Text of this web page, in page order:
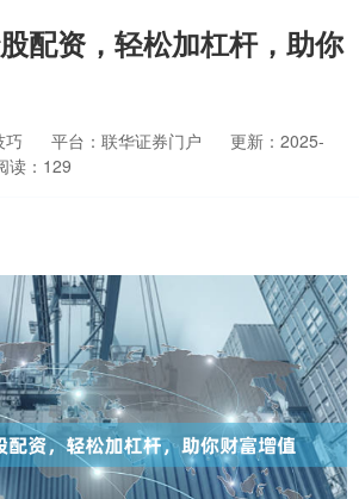
配资，轻松加杠杆，助你
巧 平台：联华证券门户
更新：2025-
读：129